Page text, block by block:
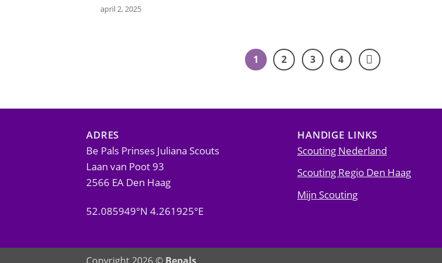
april 2, 2025
1 2 3 4
ADRES
Be Pals Prinses Juliana Scouts
Laan van Poot 93
2566 EA Den Haag
52.085949°N 4.261925°E
HANDIGE LINKS
Scouting Nederland
Scouting Regio Den Haag
Mijn Scouting